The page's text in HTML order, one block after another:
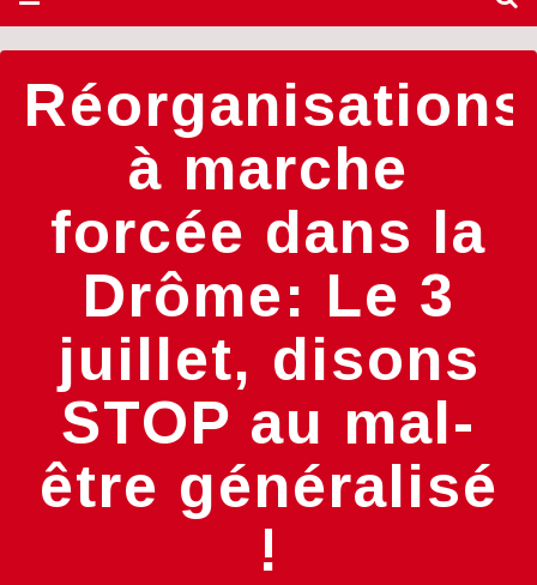
Réorganisations
à marche
forcée dans la
Drôme: Le 3
juillet, disons
STOP au mal-
être généralisé
!